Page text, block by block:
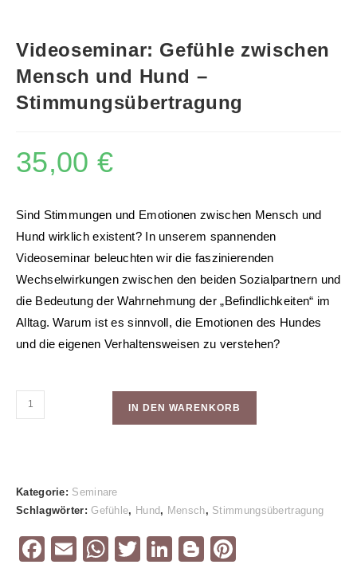
Videoseminar: Gefühle zwischen
Mensch und Hund –
Stimmungsübertragung
35,00 €
Sind Stimmungen und Emotionen zwischen Mensch und
Hund wirklich existent? In unserem spannenden
Videoseminar beleuchten wir die faszinierenden
Wechselwirkungen zwischen den beiden Sozialpartnern und
die Bedeutung der Wahrnehmung der „Befindlichkeiten“ im
Alltag. Warum ist es sinnvoll, die Emotionen des Hundes
und die eigenen Verhaltensweisen zu verstehen?
Videoseminar:
Gefühle
Hund
–
Stimmungsübertragung
Menge
IN DEN WARENKORB
Kategorie: Seminare
Schlagwörter:Gefühle, Hund, Mensch, Stimmungsübertragung
F
E
W T
Li
Bl